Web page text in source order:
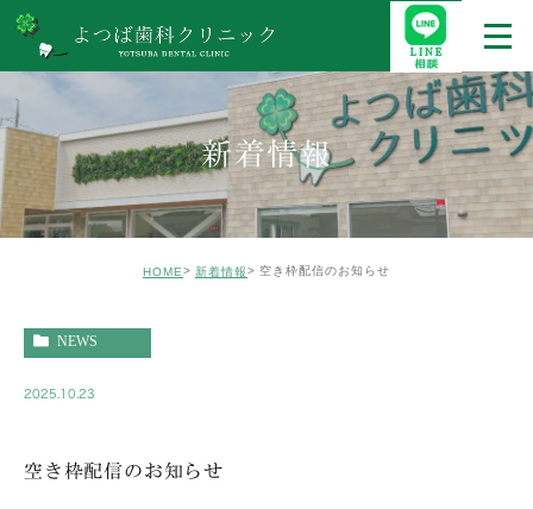
新着情報
HOME 新着情報 空き枠配信のお知らせ
NEWS
2025.10.23
空き枠配信のお知らせ